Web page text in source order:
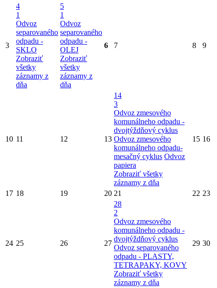
3
4
1
Odvoz
separovaného
odpadu -
SKLO
Zobraziť
všetky
záznamy z
dňa
5
1
Odvoz
separovaného
odpadu -
OLEJ
Zobraziť
všetky
záznamy z
dňa
6 7 8 9
10 11 12 13
14
3
Odvoz zmesového
komunálneho odpadu -
dvojtýždňový cyklus
Odvoz zmesového
komunálneho odpadu-
mesačný cyklus Odvoz
papiera
Zobraziť všetky
záznamy z dňa
15 16
17 18 19 20 21 22 23
24 25 26 27
28
2
Odvoz zmesového
komunálneho odpadu -
dvojtýždňový cyklus
Odvoz separovaného
odpadu - PLASTY,
TETRAPAKY, KOVY
Zobraziť všetky
záznamy z dňa
29 30